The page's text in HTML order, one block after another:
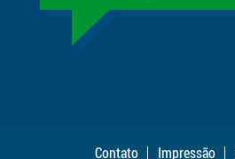
Contato Impressão